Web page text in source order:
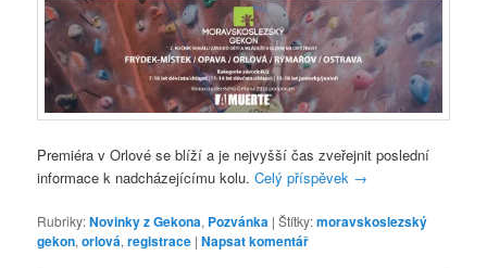
Premiéra v Orlové se blíží a je nejvyšší čas zveřejnit poslední
informace k nadcházejícímu kolu.Celý příspěvek →
Rubriky:Novinky z Gekona, Pozvánka |Štítky:moravskoslezský
gekon,orlová,registrace |Napsat komentář